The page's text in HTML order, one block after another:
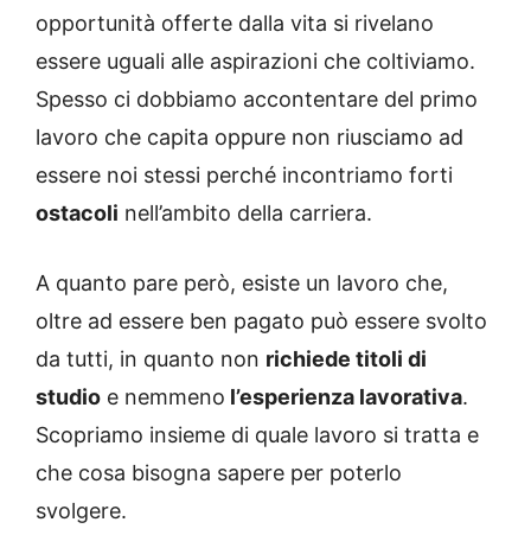
opportunità offerte dalla vita si rivelano
essere uguali alle aspirazioni che coltiviamo.
Spesso ci dobbiamo accontentare del primo
lavoro che capita oppure non riusciamo ad
essere noi stessi perché incontriamo forti
ostacoli nell’ambito della carriera.
A quanto pare però, esiste un lavoro che,
oltre ad essere ben pagato può essere svolto
da tutti, in quanto non richiede titoli di
studio e nemmeno l’esperienza lavorativa.
Scopriamo insieme di quale lavoro si tratta e
che cosa bisogna sapere per poterlo
svolgere.